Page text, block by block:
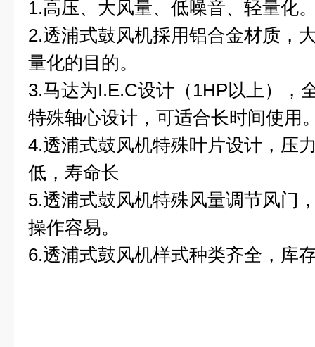
1.高压、大风量、低噪音、轻量化
2.透浦式鼓风机採用铝合金材质，
量化的目的。
3.马达为I.E.C设计（1HP以上），
特殊轴心设计，可适合长时间使用
4.透浦式鼓风机特殊叶片设计，压
低，寿命长
5.透浦式鼓风机特殊风量调节风门
操作容易。
6.透浦式鼓风机样式种类齐全，库